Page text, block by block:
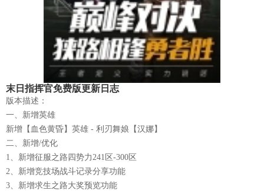
末日指挥官免费版更新日志
版本描述：
一、新增英雄
新增【血色黄昏】英雄 - 利刃舞娘【汉娜】
二、新增/优化
1、新增征服之路四势力241区-300区
2、新增竞技场战斗记录分享功能
3、新增求生之路大奖预览功能